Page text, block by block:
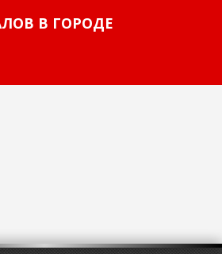
В ГОРОДЕ